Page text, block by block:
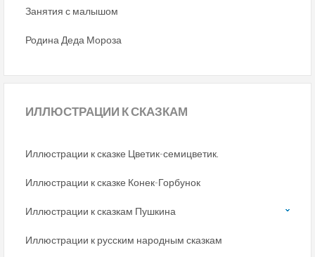
Занятия с малышом
Родина Деда Мороза
ИЛЛЮСТРАЦИИ К СКАЗКАМ
Иллюстрации к сказке Цветик-семицветик.
Иллюстрации к сказке Конек-Горбунок
Иллюстрации к сказкам Пушкина
Иллюстрации к русским народным сказкам